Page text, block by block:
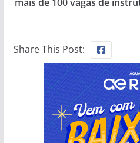
Share This Post: